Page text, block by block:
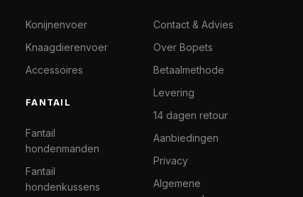
Konijnenvoer
Knaagdierenvoer
Accessoires
FANTAIL
Fantail
hondenmanden
Fantail
hondenkussens
Contact & Advies
Over Bopets
Betaalmethode
Levering
14 dagen retour
Aanbiedingen
Privacy
Algemene